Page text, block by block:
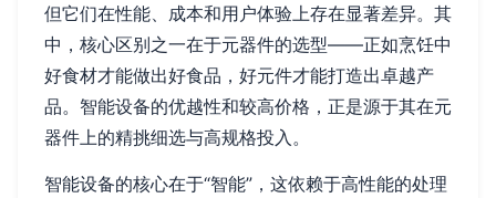
但它们在性能、成本和用户体验上存在显著差异。其
中，核心区别之一在于元器件的选型——正如烹饪中
好食材才能做出好食品，好元件才能打造出卓越产
品。智能设备的优越性和较高价格，正是源于其在元
器件上的精挑细选与高规格投入。
智能设备的核心在于“智能”，这依赖于高性能的处理